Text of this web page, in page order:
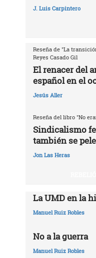
J. Luis Carpintero
Reseña de "La
Reyes Casado Gil
El renacer del
español en el
Jesús Aller
Reseña del libro "No
Sindicalismo
también se
Jon Las Heras
La UMD en la
Manuel Ruiz Robles
No a la guerra
Manuel Ruiz Robles